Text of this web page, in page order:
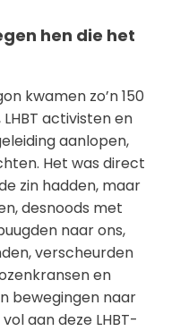
hen die het
kwamen zo’n 150
activisten en
aanlopen,
Het was direct
zin hadden, maar
desnoods met
naar ons,
verscheurden
en
bewegingen naar
aan deze LHBT-